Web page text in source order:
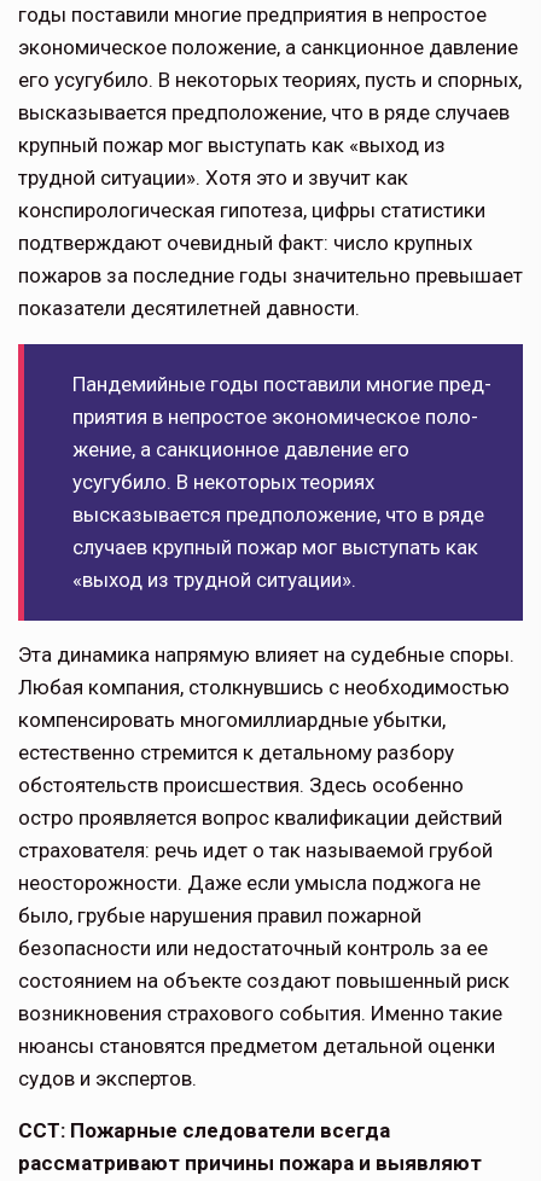
годы поставили многие предприятия в непростое
экономи­ческое положение, а санкционное давление
его усугубило. В некоторых теориях, пусть и спорных,
высказы­вается предположение, что в ряде случаев
крупный пожар мог выступать как «выход из
трудной ситуации». Хотя это и звучит как
конспирологи­ческая гипотеза, цифры статистики
подтверждают очевидный факт: число крупных
пожаров за последние годы значительно превышает
показатели десятилетней давности.
Пандемийные годы поставили многие пред­
приятия в непростое экономическое поло­
жение, а санкционное давление его
усугубило. В некоторых теориях
высказывается предпо­ложение, что в ряде
слу­чаев крупный пожар мог выступать как
«выход из трудной ситуации».
Эта динамика напрямую влияет на судебные споры.
Любая компа­ния, столкнувшись с необходимостью
компенсировать много­миллиардные убытки,
естественно стремится к детальному разбору
обстоятельств проис­шествия. Здесь особен­но
остро проявляется вопрос квалификации действий
страхователя: речь идет о так называ­емой грубой
неосторож­ности. Даже если умысла поджога не
было, грубые нарушения правил пожарной
безопасности или недостаточный контроль за ее
состоянием на объекте создают повы­шенный риск
возникновения страхо­вого события. Именно такие
нюансы становятся предметом детальной оценки
судов и экспертов.
ССТ: Пожарные следователи всегда
рассматривают причины пожара и вы­являют